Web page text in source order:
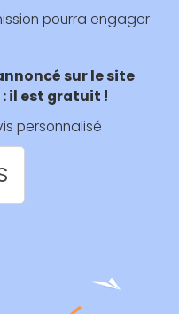
pourra engager
sur le site
il est gratuit !
personnalisé